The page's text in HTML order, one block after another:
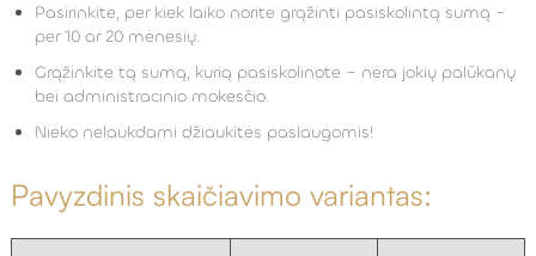
Pasirinkite, per kiek laiko norite grąžinti pasiskolintą sumą –
per 10 ar 20 mėnesių.
Grąžinkite tą sumą, kurią pasiskolinote – nėra jokių palūkanų
bei administracinio mokesčio.
Nieko nelaukdami džiaukitės paslaugomis!
Pavyzdinis skaičiavimo variantas: